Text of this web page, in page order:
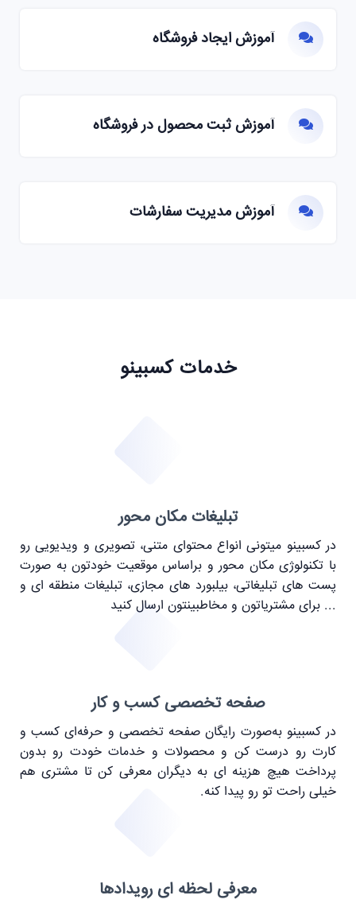
آموزش ایجاد فروشگاه
آموزش ثبت محصول در فروشگاه
آموزش مدیریت سفارشات
خدمات کسبینو
تبلیغات مکان محور
در کسبینو میتونی انواع محتوای متنی، تصویری و ویدیویی رو
با تکنولوژی مکان محور و براساس موقعیت خودتون به صورت
پست های تبلیغاتی، بیلبورد های مجازی، تبلیغات منطقه ای و
... برای مشتریاتون و مخاطبینتون ارسال کنید
صفحه تخصصی کسب و کار
در کسبینو به‌صورت رایگان صفحه تخصصی و حرفه‌ای کسب ‌و
‌کارت رو درست کن‌ و محصولات و خدمات خودت رو بدون
پرداخت هیچ هزینه ای به دیگران معرفی کن تا مشتری هم
خیلی راحت تو رو پیدا کنه.
معرفی لحظه ای رویدادها